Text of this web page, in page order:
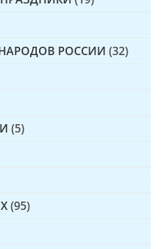
РОССИИ (32)
(5)
(95)